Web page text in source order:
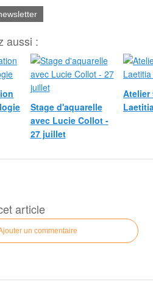
aussi :
Stage d'aquarelle
avec Lucie Collot -
27 juillet
Atelier
article
un commentaire